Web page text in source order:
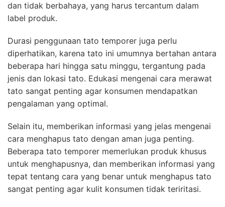
dan tidak berbahaya, yang harus tercantum dalam
label produk.
Durasi penggunaan tato temporer juga perlu
diperhatikan, karena tato ini umumnya bertahan antara
beberapa hari hingga satu minggu, tergantung pada
jenis dan lokasi tato. Edukasi mengenai cara merawat
tato sangat penting agar konsumen mendapatkan
pengalaman yang optimal.
Selain itu, memberikan informasi yang jelas mengenai
cara menghapus tato dengan aman juga penting.
Beberapa tato temporer memerlukan produk khusus
untuk menghapusnya, dan memberikan informasi yang
tepat tentang cara yang benar untuk menghapus tato
sangat penting agar kulit konsumen tidak teriritasi.